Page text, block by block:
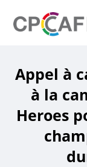
Appel à
à la
Heroes